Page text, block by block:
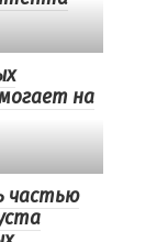
на
частью